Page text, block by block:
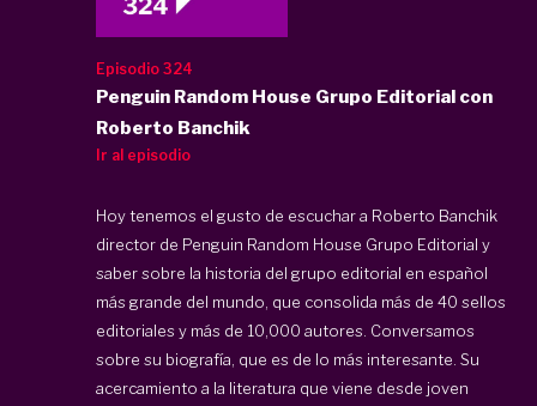
Episodio 324
Penguin Random House Grupo Editorial con
Roberto Banchik
Ir al episodio
Hoy tenemos el gusto de escuchar a Roberto Banchik
director de Penguin Random House Grupo Editorial y
saber sobre la historia del grupo editorial en español
más grande del mundo, que consolida más de 40 sellos
editoriales y más de 10,000 autores. Conversamos
sobre su biografía, que es de lo más interesante. Su
acercamiento a la literatura que viene desde joven